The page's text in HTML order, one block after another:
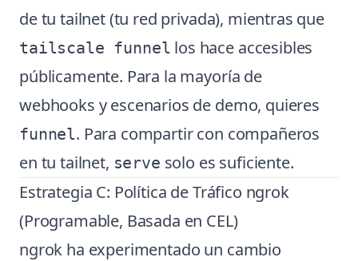
de tu tailnet (tu red privada), mientras que
tailscale funnel los hace accesibles
públicamente. Para la mayoría de
webhooks y escenarios de demo, quieres
funnel. Para compartir con compañeros
en tu tailnet, serve solo es suficiente.
Estrategia C: Política de Tráfico ngrok
(Programable, Basada en CEL)
ngrok ha experimentado un cambio